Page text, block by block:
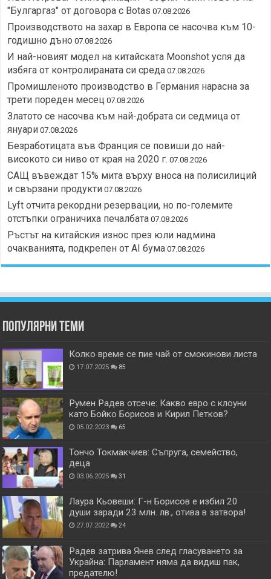
"Булгаргаз" от договора с Botas 07.08.2026
Производството на захар в Европа се насочва към 10-
годишно дъно 07.08.2026
И най-новият модел на китайската Moonshot успя да
избяга от контролираната си среда 07.08.2026
Промишленото производство в Германия нарасна за
трети пореден месец 07.08.2026
Златото се насочва към най-добрата си седмица от
януари 07.08.2026
Безработицата във Франция се повиши до най-
високото си ниво от края на 2020 г. 07.08.2026
САЩ въвеждат 15% мита върху вноса на полисилиций
и свързани продукти 07.08.2026
Lyft отчита рекордни резервации, но по-големите
отстъпки ограничиха печалбата 07.08.2026
Ръстът на китайския износ през юли надмина
очакванията, подкрепен от AI бума 07.08.2026
Популярни теми
Колко време се пие чай от смокинови листа
17.07.2025 85
Румен Радев отсече: Какво евро с клоуни
като Бойко Борисов и Кирил Петков?
05.02.2023 65
Тончо Токмакчиев: Съпруга, семейство,
деца
03.06.2025 31
Лаура Кьовеши: Г-н Борисов е избил 20
души заради 23 млн. лв., отива в затвора!
27.07.2022 24
Радев затрива Янев след гласуването за
Украйна: Парламент няма да видиш пак,
предателю!